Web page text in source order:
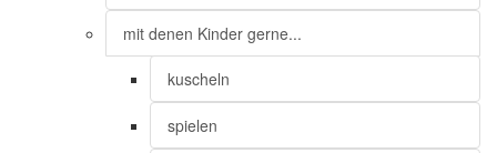
mit denen Kinder gerne...
kuscheln
spielen